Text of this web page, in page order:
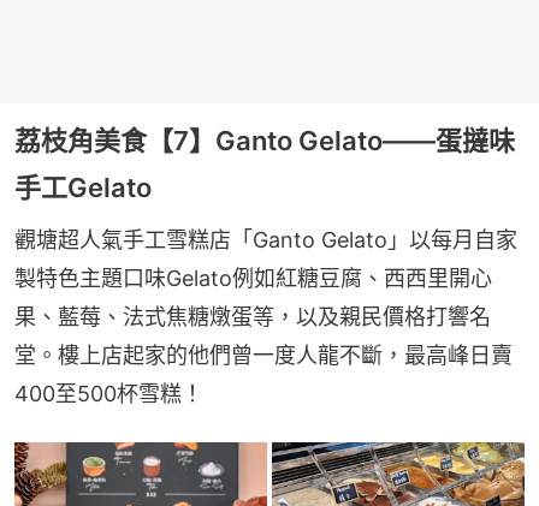
荔枝角美食【7】Ganto Gelato——蛋撻味
手工Gelato
觀塘超人氣手工雪糕店「Ganto Gelato」以每月自家
製特色主題口味Gelato例如紅糖豆腐、西西里開心
果、藍莓、法式焦糖燉蛋等，以及親民價格打響名
堂。樓上店起家的他們曾一度人龍不斷，最高峰日賣
400至500杯雪糕！